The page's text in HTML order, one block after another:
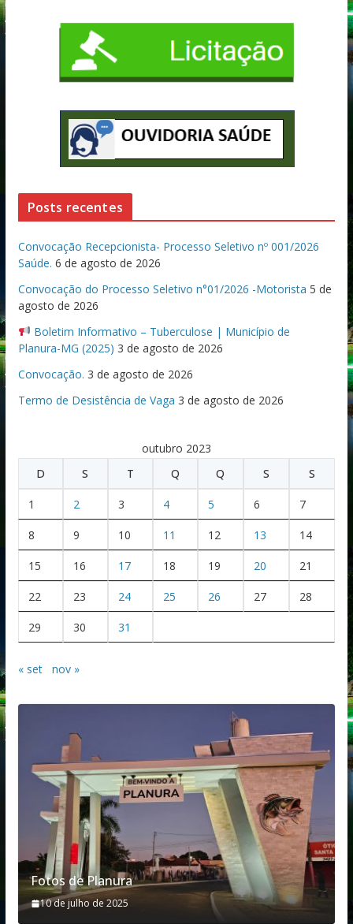
Posts recentes
Convocação Recepcionista- Processo Seletivo nº 001/2026
Saúde. 6 de agosto de 2026
Convocação do Processo Seletivo n°01/2026 -Motorista 5 de
agosto de 2026
Boletim Informativo – Tuberculose | Município de
Planura-MG (2025) 3 de agosto de 2026
Convocação. 3 de agosto de 2026
Termo de Desistência de Vaga 3 de agosto de 2026
outubro 2023
D
S T Q Q S S
1 2 3 4 5 6 7
8 9 10 11 12 13 14
15 16 17 18 19 20 21
22 23 24 25 26 27 28
29 30 31
« set nov »
Fotos de Planura
10 de julho de 2025